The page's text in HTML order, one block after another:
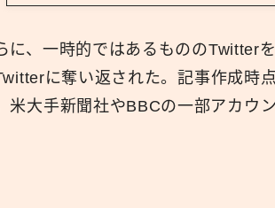
に、一時的ではあるもののTwitter
に奪い返された。記事作成時
米大手新聞社やBBCの一部アカウ